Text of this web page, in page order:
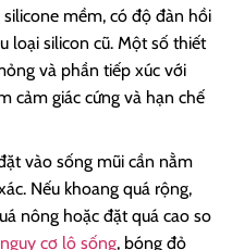
mềm, có độ đàn hồi
loại silicon cũ. Một số thiết
và phần tiếp xúc với
cảm giác cứng và hạn chế
vào sống mũi cần nằm
Nếu khoang quá rộng,
nông hoặc đặt quá cao so
nguy cơ lộ sống, bóng đỏ